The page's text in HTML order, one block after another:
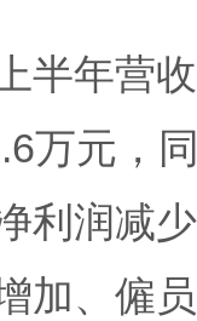
半年营
万元，
利润减
加、僱